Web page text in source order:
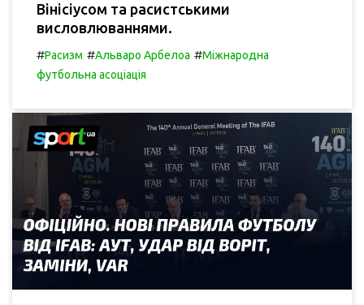
Вінісіусом та расистськими
висловлюваннями.
#Расизм #Альваро Арбелоа #Міжнародна
футбольна асоціація